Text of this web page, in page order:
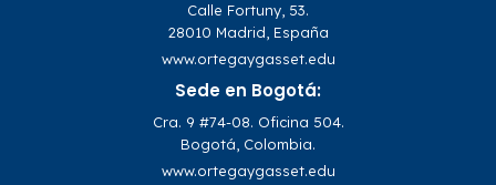
Calle Fortuny, 53.
28010 Madrid, España
www.ortegaygasset.edu
Sede en Bogotá:
Cra. 9 #74-08. Oficina 504.
Bogotá, Colombia.
www.ortegaygasset.edu